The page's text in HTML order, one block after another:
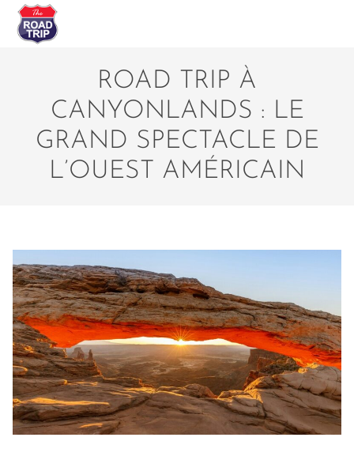
ROAD TRIP À
CANYONLANDS : LE
GRAND SPECTACLE DE
L’OUEST AMÉRICAIN